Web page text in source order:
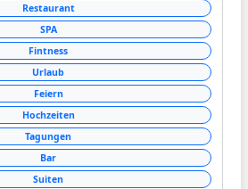
Restaurant
SPA
Fintness
Urlaub
Feiern
Hochzeiten
Tagungen
Bar
Suiten